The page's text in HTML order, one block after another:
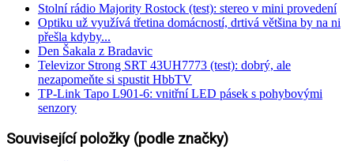
Stolní rádio Majority Rostock (test): stereo v mini provedení
Optiku už využívá třetina domácností, drtivá většina by na ni
přešla kdyby...
Den Šakala z Bradavic
Televizor Strong SRT 43UH7773 (test): dobrý, ale
nezapomeňte si spustit HbbTV
TP-Link Tapo L901-6: vnitřní LED pásek s pohybovými
senzory
Související položky (podle značky)